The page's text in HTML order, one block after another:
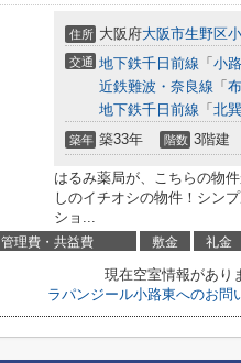
住所 大阪府大阪市生野区
交通 地下鉄千日前線 「 小路
近鉄難波・奈良線 「
地下鉄千日前線 「 北巽
築年 築33年 階数 3階建
はるみ薬局が、こちらの物
しのイチオシの物件！シン
ショ...
管理費・共益費 敷金 礼金
現在空室情報があり
ラパンジール小路東へのお問